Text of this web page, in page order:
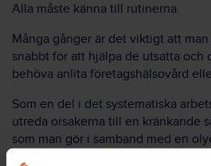
Alla måste känna till rutinerna.
Många gånger är det viktigt att
snabbt för att hjälpa de utsatta och
behöva anlita företagshälsovård
Som en del i det systematiska
utreda orsakerna till en kränkande
som man gör i samband med en